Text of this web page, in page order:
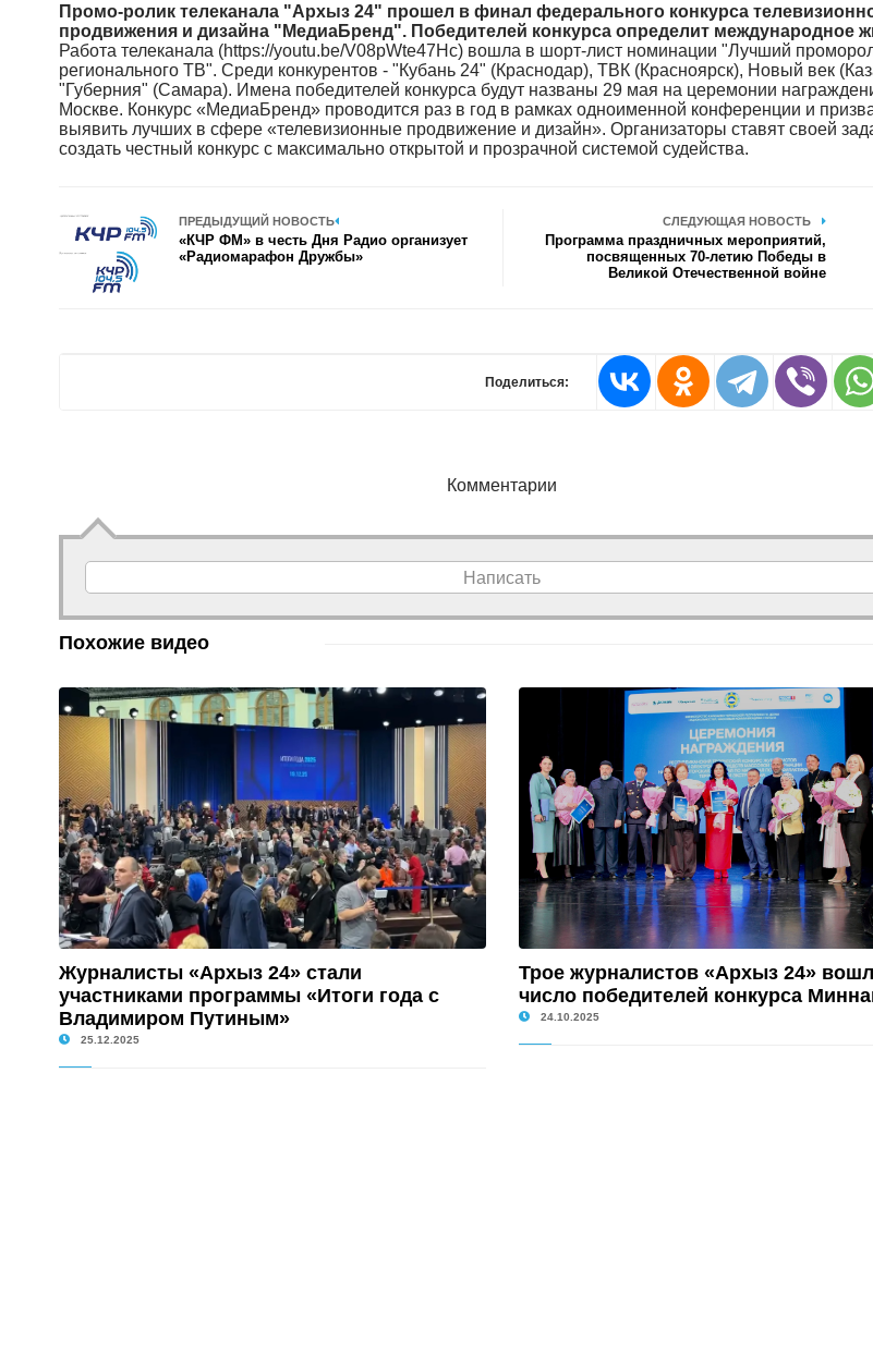
Промо-ролик телеканала "Архыз 24" прошел в финал федерального конкурса
продвижения и дизайна "МедиаБренд". Победителей конкурса определит международное
Работа телеканала (https://youtu.be/V08pWte47Hc) вошла в шорт-лист номинации "Лучший
регионального ТВ". Среди конкурентов - "Кубань 24" (Краснодар), ТВК (Красноярск), Новый век
"Губерния" (Самара). Имена победителей конкурса будут названы 29 мая на церемонии
Москве. Конкурс «МедиаБренд» проводится раз в год в рамках одноименной конференции и
выявить лучших в сфере «телевизионные продвижение и дизайн». Организаторы ставят своей
создать честный конкурс с максимально открытой и прозрачной системой судейства.
ПРЕДЫДУЩИЙ НОВОСТЬ
«КЧР ФМ» в честь Дня Радио организует
«Радиомарафон Дружбы»
СЛЕДУЮЩАЯ НОВОСТЬ
Программа праздничных мероприятий,
посвященных 70-летию Победы в
Великой Отечественной войне
Поделиться:
Комментарии
Написать
Похожие видео
Журналисты «Архыз 24» стали
участниками программы «Итоги года с
Владимиром Путиным»
25.12.2025
Трое журналистов «Архыз 24»
число победителей конкурса
24.10.2025